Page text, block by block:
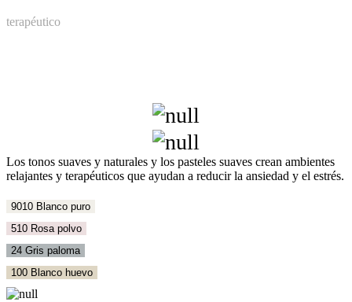
terapéutico
Los tonos suaves y naturales y los pasteles suaves crean ambientes
relajantes y terapéuticos que ayudan a reducir la ansiedad y el estrés.
9010 Blanco puro
510 Rosa polvo
24 Gris paloma
100 Blanco huevo